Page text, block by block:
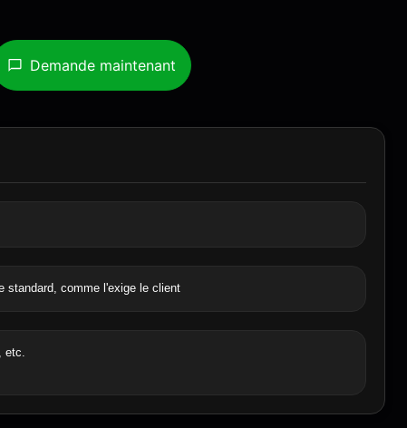
Demande maintenant
standard, comme l'exige le client
etc.